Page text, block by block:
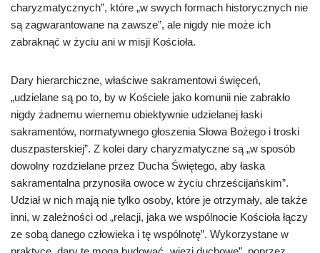
charyzmatycznych”, które „w swych formach historycznych nie
są zagwarantowane na zawsze”, ale nigdy nie może ich
zabraknąć w życiu ani w misji Kościoła.
Dary hierarchiczne, właściwe sakramentowi święceń,
„udzielane są po to, by w Kościele jako komunii nie zabrakło
nigdy żadnemu wiernemu obiektywnie udzielanej łaski
sakramentów, normatywnego głoszenia Słowa Bożego i troski
duszpasterskiej”. Z kolei dary charyzmatyczne są „w sposób
dowolny rozdzielane przez Ducha Świętego, aby łaska
sakramentalna przynosiła owoce w życiu chrześcijańskim”.
Udział w nich mają nie tylko osoby, które je otrzymały, ale także
inni, w zależności od „relacji, jaka we wspólnocie Kościoła łączy
ze sobą danego człowieka i tę wspólnotę”. Wykorzystane w